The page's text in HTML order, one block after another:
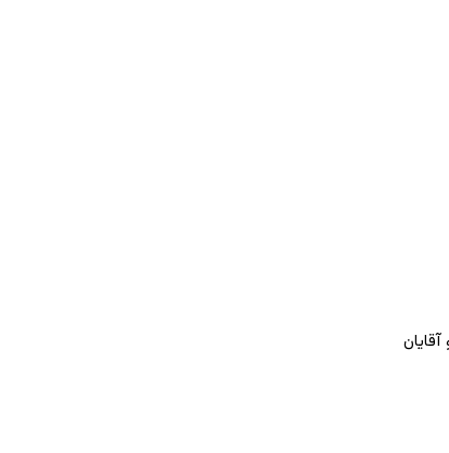
و آقایان